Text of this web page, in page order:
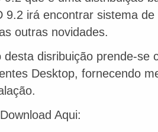
9.2 irá encontrar sistema
outras novidades.
desta disribuição prende-se
Desktop, fornecendo
Aqui: